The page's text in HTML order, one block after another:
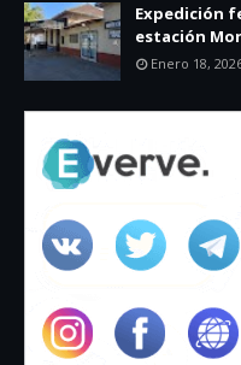
Expedición
estación
Enero 18,